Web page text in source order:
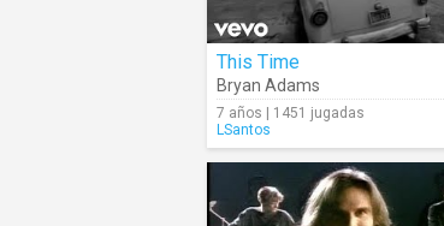
This Time
Bryan Adams
7 años | 1451 jugadas
LSantos